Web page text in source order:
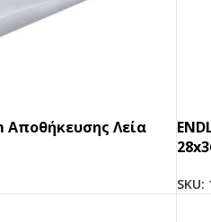
Αποθήκευσης Λεία
SKU: